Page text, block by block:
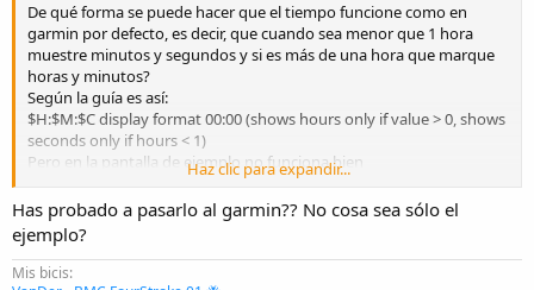
De qué forma se puede hacer que el tiempo funcione como en
garmin por defecto, es decir, que cuando sea menor que 1 hora
muestre minutos y segundos y si es más de una hora que marque
horas y minutos?
Según la guía es así:
$H:$M:$C display format 00:00 (shows hours only if value > 0, shows
seconds only if hours < 1)
Pero en la pantalla de ejemplo no funciona bien
Haz clic para expandir...
Has probado a pasarlo al garmin?? No cosa sea sólo el
ejemplo?
Mis bicis: